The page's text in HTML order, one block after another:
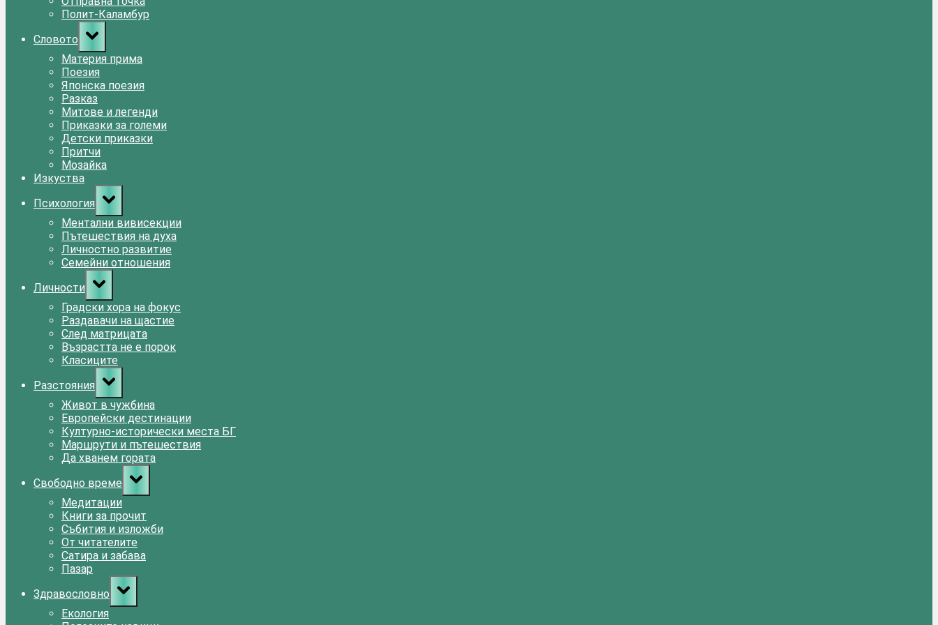
Полит-Каламбур
Словото
Toggle
sub-
menu
Материя прима
Поезия
Японска поезия
Разказ
Митове и легенди
Приказки за големи
Детски приказки
Притчи
Мозайка
Изкуства
Психология
Toggle
sub-
menu
Ментални вивисекции
Пътешествия на духа
Личностно развитие
Семейни отношения
Личности
Toggle
sub-
menu
Градски хора на фокус
Раздавачи на щастие
След матрицата
Възрастта не е порок
Класиците
Разстояния
Toggle
sub-
menu
Живот в чужбина
Европейски дестинации
Културно-исторически места БГ
Маршрути и пътешествия
Да хванем гората
Свободно време
Toggle
sub-
menu
Медитации
Книги за прочит
Събития и изложби
От читателите
Сатира и забава
Пазар
Здравословно
Toggle
sub-
menu
Екология